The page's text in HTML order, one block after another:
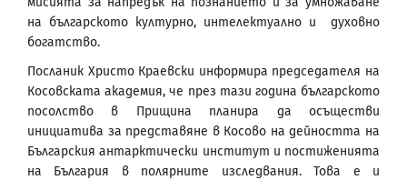
на българското културно, интелектуално и духовно
богатство.
Посланик Христо Краевски информира председателя на
Косовската академия, че през тази година българското
посолство в Прищина планира да осъществи
инициатива за представяне в Косово на дейността на
Българския антарктически институт и постиженията
на България в полярните изследвания. Това е и